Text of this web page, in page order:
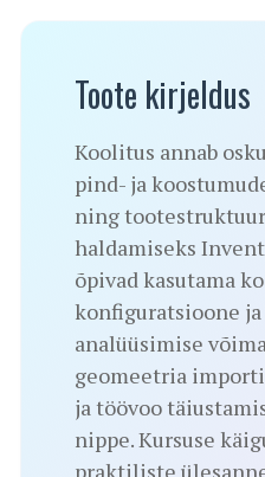
Toote kirjeldus
Koolitus annab
pind- ja
ning
haldamiseks
õpivad kasutama
konfiguratsioone
analüüsimise
geomeetria
ja töövoo
nippe. Kursuse